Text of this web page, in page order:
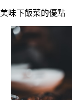
美味下飯菜的優點